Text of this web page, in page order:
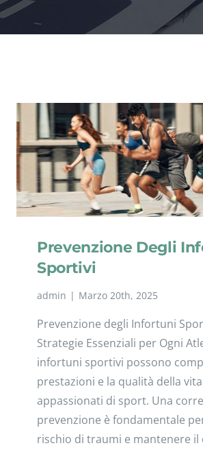
Prevenzione Degli
Sportivi
admin | Marzo 20th, 2025
Prevenzione degli Infortuni
Strategie Essenziali per Ogni
infortuni sportivi possono
prestazioni e la qualità della
appassionati di sport. Una
prevenzione è fondamentale
rischio di traumi e mantenere il